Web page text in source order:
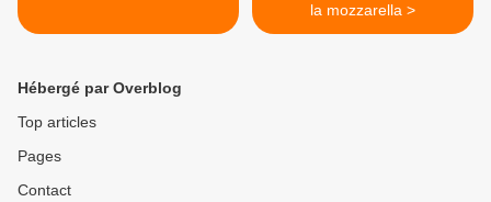
la mozzarella >
Hébergé par Overblog
Top articles
Pages
Contact